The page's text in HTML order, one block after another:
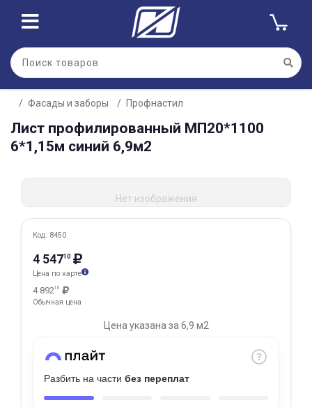
Фасады и заборы Профнастил
Лист профилированный МП20*1100
6*1,15м синий 6,9м2
Нет изображения
Код: 8450
4 54710
Цена по карте
4 89210
Обычная цена
Цена указана за 6,9 м2
Разбить на части без переплат
Для клиентов всех банков
Разбейте
оплатуна части
без переплат
Сегодня
25 %
Добавляйте товары
в корзину
Оплачивайте сегодня только